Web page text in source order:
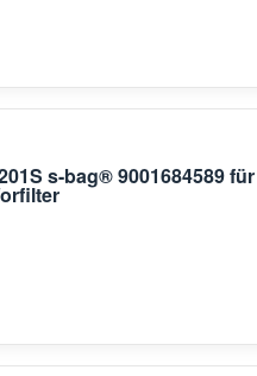
s-bag® 9001684589 für